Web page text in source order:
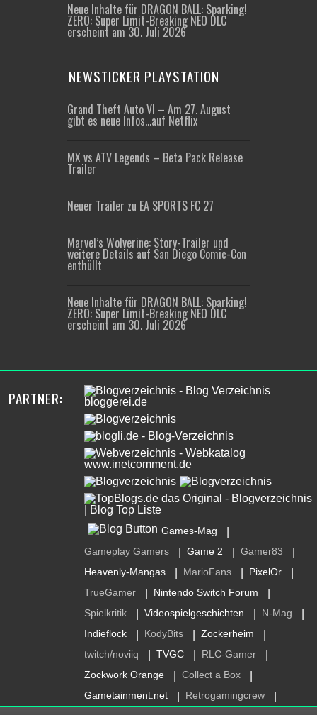
Neue Inhalte für DRAGON BALL: Sparking!
ZERO: Super Limit-Breaking NEO DLC
erscheint am 30. Juli 2026
NEWSTICKER PLAYSTATION
Grand Theft Auto VI – Am 27. August
gibt es neue Infos…auf Netflix
MX vs ATV Legends – Beta Pack Release
Trailer
Neuer Trailer zu EA SPORTS FC 27
Marvel’s Wolverine: Story-Trailer und
weitere Details auf San Diego Comic-Con
enthüllt
Neue Inhalte für DRAGON BALL: Sparking!
ZERO: Super Limit-Breaking NEO DLC
erscheint am 30. Juli 2026
PARTNER:
Games-Mag
Gameplay Gamers Game 2 Gamer83
Heavenly-Mangas MarioFans PixelOr
TrueGamer Nintendo Switch Forum
Spielkritik Videospielgeschichten N-Mag
Indieflock KodyBits Zockerheim
twitch/noviiq TVGC RLC-Gamer
Zockwork Orange Collect a Box
Gametainment.net Retrogamingcrew